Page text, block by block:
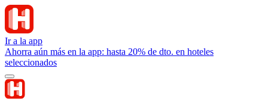
Ir a la app
Ahorra aún más en la app: hasta 20% de dto. en hoteles
seleccionados